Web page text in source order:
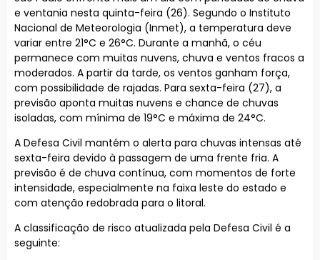
e ventania nesta quinta-feira (26). Segundo o Instituto
Nacional de Meteorologia (Inmet), a temperatura deve
variar entre 21°C e 26°C. Durante a manhã, o céu
permanece com muitas nuvens, chuva e ventos fracos a
moderados. A partir da tarde, os ventos ganham força,
com possibilidade de rajadas. Para sexta-feira (27), a
previsão aponta muitas nuvens e chance de chuvas
isoladas, com mínima de 19°C e máxima de 24°C.
A Defesa Civil mantém o alerta para chuvas intensas até
sexta-feira devido à passagem de uma frente fria. A
previsão é de chuva contínua, com momentos de forte
intensidade, especialmente na faixa leste do estado e
com atenção redobrada para o litoral.
A classificação de risco atualizada pela Defesa Civil é a
seguinte: